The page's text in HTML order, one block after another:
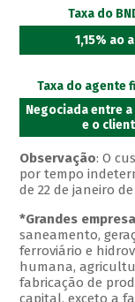
Taxa do
1,15% ao
Taxa do agente
Negociada entre
e o
Observação: O
por tempo
de 22 de janeiro de
*Grandes
saneamento,
ferroviário e
humana,
fabricação de